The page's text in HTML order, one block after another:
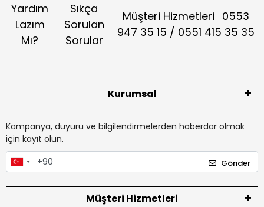
Yardım
Lazım
Mı?
Sıkça
Sorulan
Sorular
Müşteri Hizmetleri 0553
947 35 15 / 0551 415 35 35
Kurumsal
Kampanya, duyuru ve bilgilendirmelerden haberdar olmak
için kayıt olun.
Gönder
Müşteri Hizmetleri